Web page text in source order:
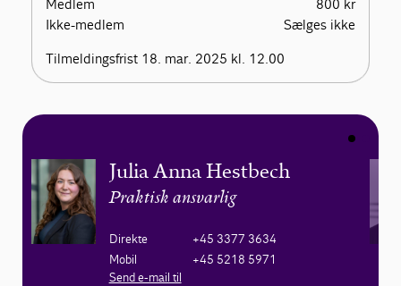
Medlem
800 kr
Ikke-medlem
Sælges ikke
Tilmeldingsfrist 18. mar. 2025 kl. 12.00
Julia Anna Hestbech
Praktisk ansvarlig
Direkte
+45 3377 3634
Mobil
+45 5218 5971
Send e-mail til